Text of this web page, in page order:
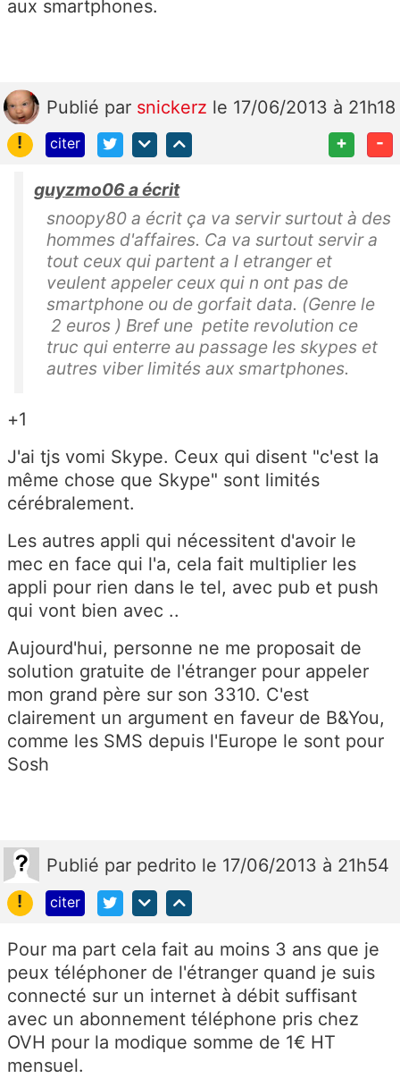
aux smartphones.
Publié par snickerz le 17/06/2013 à 21h18
!
citer + -
guyzmo06 a écrit
snoopy80 a écrit ça va servir surtout à des
hommes d'affaires. Ca va surtout servir a
tout ceux qui partent a l etranger et
veulent appeler ceux qui n ont pas de
smartphone ou de gorfait data. (Genre le
2 euros ) Bref une petite revolution ce
truc qui enterre au passage les skypes et
autres viber limités aux smartphones.
+1
J'ai tjs vomi Skype. Ceux qui disent "c'est la
même chose que Skype" sont limités
cérébralement.
Les autres appli qui nécessitent d'avoir le
mec en face qui l'a, cela fait multiplier les
appli pour rien dans le tel, avec pub et push
qui vont bien avec ..
Aujourd'hui, personne ne me proposait de
solution gratuite de l'étranger pour appeler
mon grand père sur son 3310. C'est
clairement un argument en faveur de B&You,
comme les SMS depuis l'Europe le sont pour
Sosh
Publié par pedrito le 17/06/2013 à 21h54
!
citer
Pour ma part cela fait au moins 3 ans que je
peux téléphoner de l'étranger quand je suis
connecté sur un internet à débit suffisant
avec un abonnement téléphone pris chez
OVH pour la modique somme de 1€ HT
mensuel.